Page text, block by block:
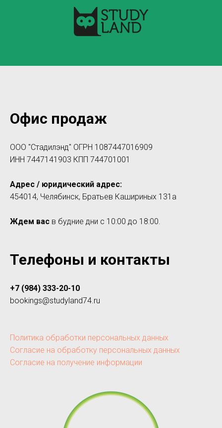
Офис продаж
ООО "Стадилэнд" ОГРН 1087447016909
ИНН 7447141903 КПП 744701001
Адрес / юридический адрес:
454014, Челябинск, Братьев Кашириных 131а
Ждем вас в будние дни с 10:00 до 18:00.
Телефоны и контакты
+7 (984) 333-20-10
bookings@studyland74.ru
Политика обработки персональных данных
Согласие на обработку персональных данных
Согласие на получение информации